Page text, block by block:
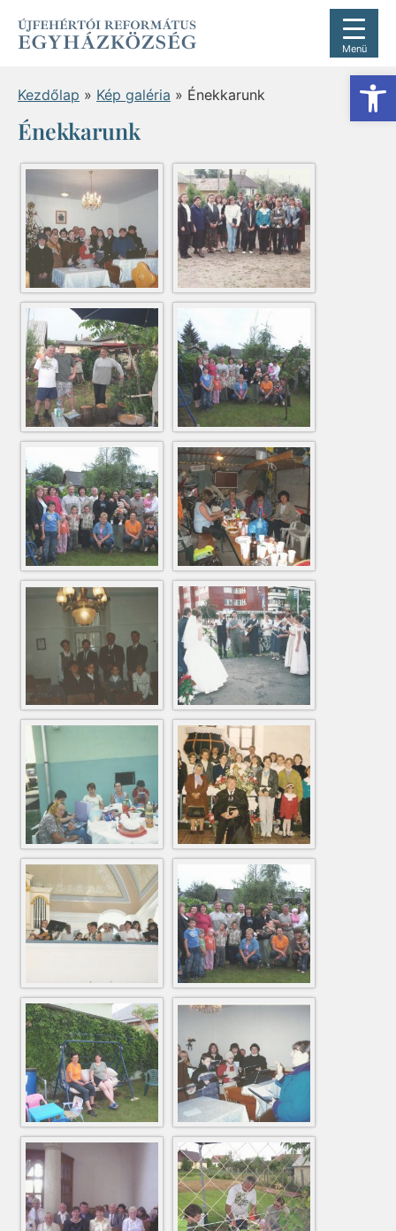
Menü
Kezdőlap » Kép galéria » Énekkarunk
Énekkarunk